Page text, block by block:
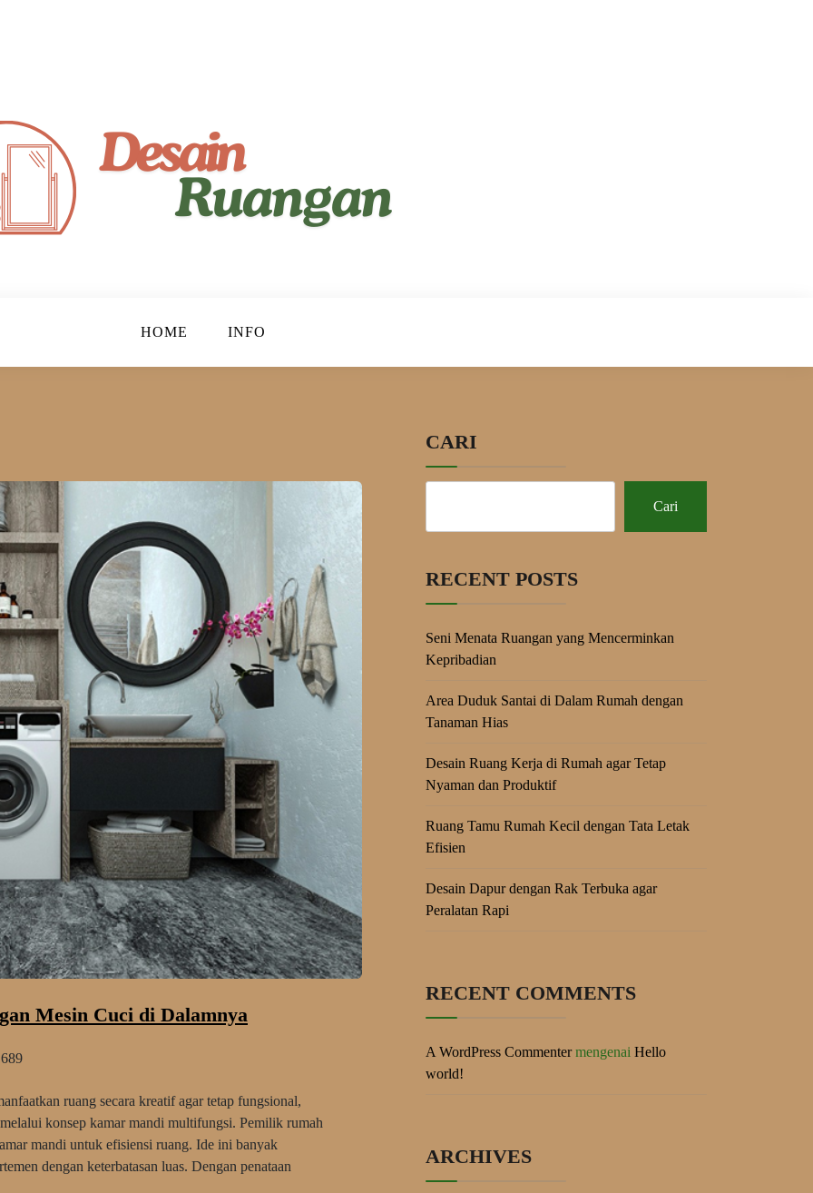
HOME INFO
Mesin Cuci di Dalamnya
689
ruang secara kreatif agar tetap fungsional,
konsep kamar mandi multifungsi. Pemilik rumah
mandi untuk efisiensi ruang. Ide ini banyak
dengan keterbatasan luas. Dengan penataan
CARI
Cari
RECENT POSTS
Seni Menata Ruangan yang Mencerminkan
Kepribadian
Area Duduk Santai di Dalam Rumah dengan
Tanaman Hias
Desain Ruang Kerja di Rumah agar Tetap
Nyaman dan Produktif
Ruang Tamu Rumah Kecil dengan Tata Letak
Efisien
Desain Dapur dengan Rak Terbuka agar
Peralatan Rapi
RECENT COMMENTS
A WordPress Commentermengenai Hello
world!
ARCHIVES